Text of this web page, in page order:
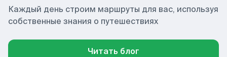
Каждый день строим маршруты для вас, используя
собственные знания о путешествиях
Читать блог